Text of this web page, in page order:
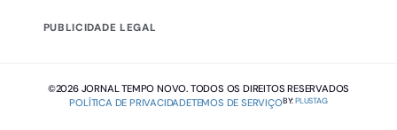
PUBLICIDADE LEGAL
©2026 JORNAL TEMPO NOVO. TODOS OS DIREITOS RESERVADOS
POLÍTICA DE PRIVACIDADETEMOS DE SERVIÇOBY:PLUSTAG